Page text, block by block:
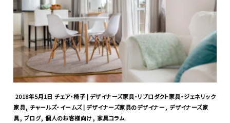
2018年5月1日 チェア・椅子 | デザイナーズ家具・リプロダクト家具・ジェネリック
家具,チャールズ・イームズ | デザイナーズ家具のデザイナー, デザイナーズ家
具, ブログ,個人のお客様向け, 家具コラム